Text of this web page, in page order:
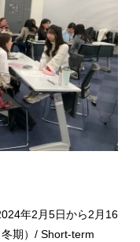
年2月5日から2月16
期）/ Short-term